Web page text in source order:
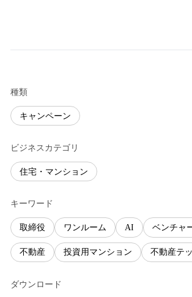
種類
キャンペーン
ビジネスカテゴリ
住宅・マンション
キーワード
取締役 ワンルーム AI ベンチャ
不動産 投資用マンション 不動産テ
ダウンロード